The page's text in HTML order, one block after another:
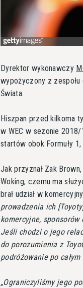
Dyrektor wykonawczy
wypożyczony z
Świata.
Hiszpan przed kilkoma
w WEC w sezonie
startów obok Formuły
Jak przyznał Zak
Woking, czemu ma
brał udział w
prowadzenia ich
komercyjne,
Jeśli chodzi o jego
do porozumienia z
podróżowanie po
Ograniczyliśmy jego